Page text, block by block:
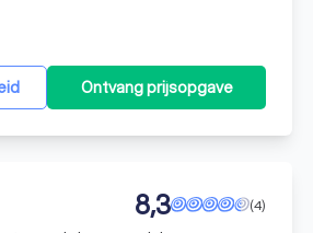
Ontvang prijsopgave
(4)
8,3